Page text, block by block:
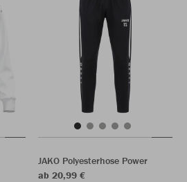
JAKO Polyesterhose Power
ab 20,99 €